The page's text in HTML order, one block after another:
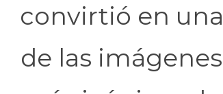
convirtió en una
de las imágenes